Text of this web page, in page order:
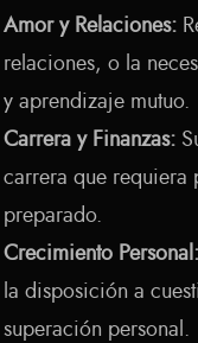
Amor y Relaciones:
relaciones, o la
y aprendizaje mutuo.
Carrera y Finanzas:
carrera que requiera
preparado.
Crecimiento Personal:
la disposición a
superación personal.